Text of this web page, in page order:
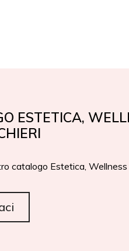
ESTETICA,
catalogo Estetica, Wellness